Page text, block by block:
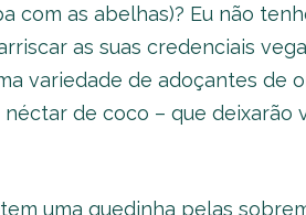
com as abelhas)? Eu não
as suas credenciais
variedade de adoçantes de
de coco – que deixarão
uma quedinha pelas